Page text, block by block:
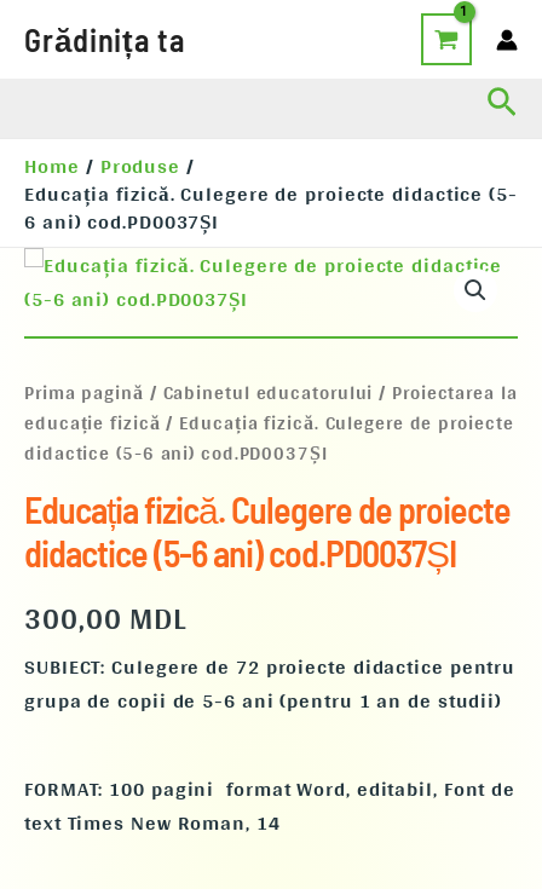
Grădinița ta
Home Produse
Educația fizică. Culegere de proiecte didactice (5-
6 ani) cod.PD0037ȘI
Prima pagină / Cabinetul educatorului / Proiectarea la
educație fizică/ Educația fizică. Culegere de proiecte
didactice (5-6 ani) cod.PD0037ȘI
Educația fizică. Culegere de proiecte
didactice (5-6 ani) cod.PD0037ȘI
300,00MDL
SUBIECT:Culegere de 72 proiecte didactice pentru
grupa de copii de 5-6 ani (pentru 1 an de studii)
FORMAT: 100 pagini format Word, editabil, Font de
text Times New Roman, 14
Cantitate
Educația
fizică.
Culegere
proiecte
didactice
(5-
6
cod.PD0037ȘI